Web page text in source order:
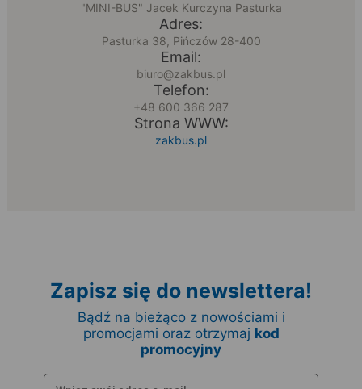
"MINI-BUS" Jacek Kurczyna Pasturka
Adres:
Pasturka 38, Pińczów 28-400
Email:
biuro@zakbus.pl
Telefon:
+48 600 366 287
Strona WWW:
zakbus.pl
Zapisz się do newslettera!
Bądź na bieżąco z nowościami i
promocjami oraz otrzymaj kod
promocyjny